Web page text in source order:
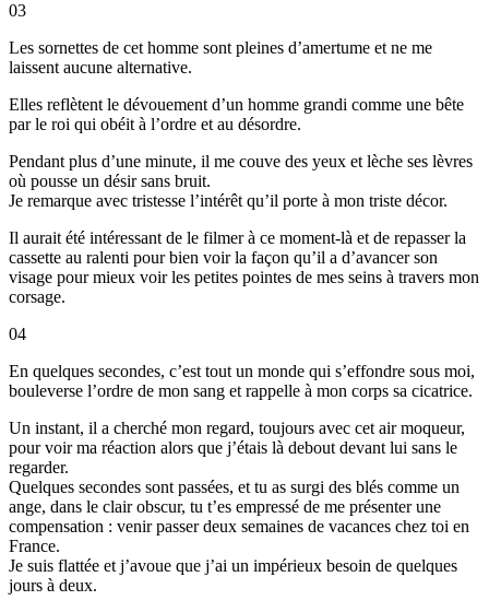
03
Les sornettes de cet homme sont pleines d’amertume et ne me
laissent aucune alternative.
Elles reflètent le dévouement d’un homme grandi comme une bête
par le roi qui obéit à l’ordre et au désordre.
Pendant plus d’une minute, il me couve des yeux et lèche ses lèvres
où pousse un désir sans bruit.
Je remarque avec tristesse l’intérêt qu’il porte à mon triste décor.
Il aurait été intéressant de le filmer à ce moment-là et de repasser la
cassette au ralenti pour bien voir la façon qu’il a d’avancer son
visage pour mieux voir les petites pointes de mes seins à travers mon
corsage.
04
En quelques secondes, c’est tout un monde qui s’effondre sous moi,
bouleverse l’ordre de mon sang et rappelle à mon corps sa cicatrice.
Un instant, il a cherché mon regard, toujours avec cet air moqueur,
pour voir ma réaction alors que j’étais là debout devant lui sans le
regarder.
Quelques secondes sont passées, et tu as surgi des blés comme un
ange, dans le clair obscur, tu t’es empressé de me présenter une
compensation : venir passer deux semaines de vacances chez toi en
France.
Je suis flattée et j’avoue que j’ai un impérieux besoin de quelques
jours à deux.